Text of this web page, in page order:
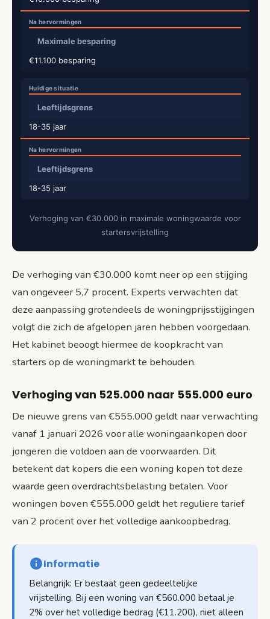
Maximale besparing
€11.100 besparing
Leeftijdsgrens
18-35 jaar
Leeftijdsgrens
18-35 jaar
Verhoging van €30.000 in maximale woningwaarde voor
startersvrijstelling
De verhoging van €30.000 komt neer op een stijging
van ongeveer 5,7 procent. Experts verwachten dat
deze aanpassing grotendeels de woningprijsstijgingen
volgt die zich de afgelopen jaren hebben voorgedaan.
Het kabinet beoogt hiermee de koopkracht van
starters op de woningmarkt te behouden.
Verhoging van 525.000 naar 555.000 euro
De nieuwe grens van €555.000 geldt naar verwachting
vanaf 1 januari 2026 voor alle woningaankopen door
jongeren die voldoen aan de voorwaarden. Dit
betekent dat kopers die een woning kopen tot deze
waarde geen overdrachtsbelasting betalen. Voor
woningen boven €555.000 geldt het reguliere tarief
van 2 procent over het volledige aankoopbedrag.
Informatie
Belangrijk: Er bestaat geen gedeeltelijke
vrijstelling. Bij een woning van €560.000 betaal je
2% over het volledige bedrag (€11.200), niet alleen